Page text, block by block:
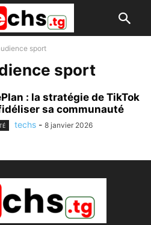
sport
sport
: la stratégie de TikTok
sa communauté
techs - 8 janvier 2026